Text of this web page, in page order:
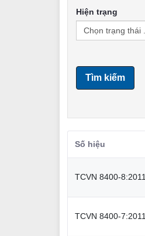
Hiện trạng
Tìm kiếm
Số hiệu
TCVN 8400-8:2011
TCVN 8400-7:2011